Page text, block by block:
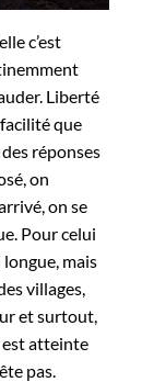
c’est
Liberté
facilité que
réponses
on
on se
Pour celui
mais
villages,
et surtout,
est atteinte
pas.